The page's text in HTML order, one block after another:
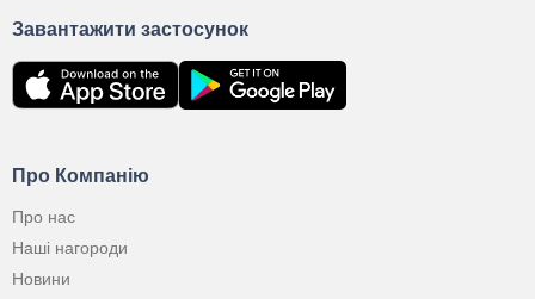
Про Компанію
Про нас
Наші нагороди
Новини
Завантажити застосунок